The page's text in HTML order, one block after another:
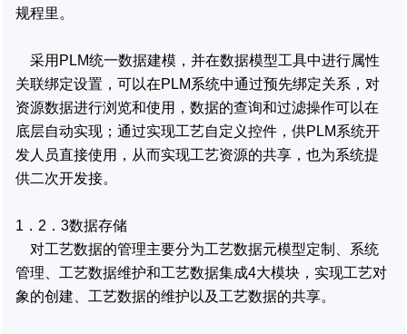
规程里。
采用PLM统一数据建模，并在数据模型工具中进行属性
关联绑定设置，可以在PLM系统中通过预先绑定关系，对
资源数据进行浏览和使用，数据的查询和过滤操作可以在
底层自动实现；通过实现工艺自定义控件，供PLM系统开
发人员直接使用，从而实现工艺资源的共享，也为系统提
供二次开发接。
1．2．3数据存储
对工艺数据的管理主要分为工艺数据元模型定制、系统
管理、工艺数据维护和工艺数据集成4大模块，实现工艺对
象的创建、工艺数据的维护以及工艺数据的共享。